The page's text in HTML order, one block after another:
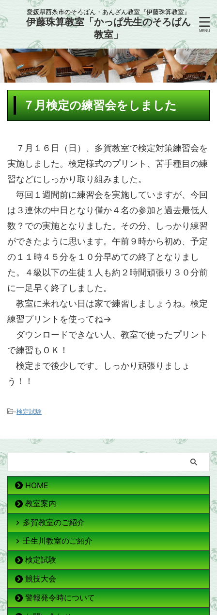
愛媛県西条市のそろばん・あんざん教室『伊藤珠算教室』
伊藤珠算教室「かっぱ先生のそろばん
教室」
７月検定の練習会をしました
７月１６日（日）、多賀教室で検定対策練習会を
実施しました。検定様式のプリント、苦手種目の練
習などにしっかり取り組みました。
毎回１週間前に練習会を実施していますが、今回
は３連休の中日となり僅か４名の参加と過去最低人
数？での実施となりました。その分、しっかり練習
ができたように思います。午前９時から初め、予定
の１１時４５分を１０分早めての終了となりまし
た。４級以下の生徒１人も約２時間頑張り３０分前
に一足早く終了しました。
教室に来れない日は家で練習しましょうね。検定
練習プリントを使ってね→
ダウンロードできない人、教室で使ったプリント
で練習もＯＫ！
検定まで後少しです。しっかり頑張りましょ
う！！
-検定試験
HOME
教室案内
多賀教室のご紹介
壬生川教室のご紹介
検定試験
競技大会
警報発令時について